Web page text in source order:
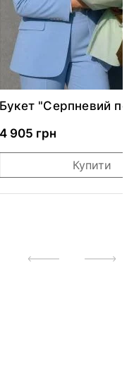
Букет "Серпневий
4 905 грн
Купити